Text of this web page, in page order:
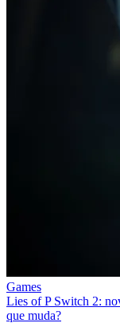
Games
Lies of P Switch 2:
que muda?